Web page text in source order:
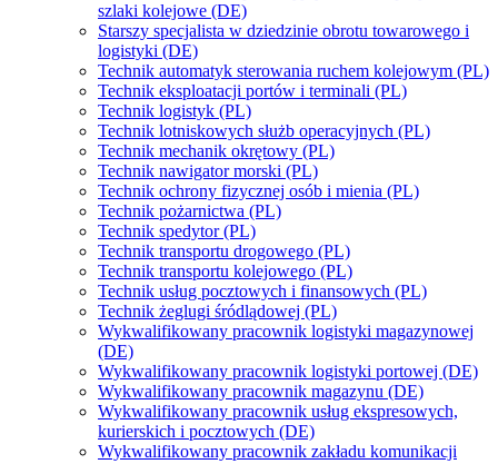
szlaki kolejowe (DE)
Starszy specjalista w dziedzinie obrotu towarowego i
logistyki (DE)
Technik automatyk sterowania ruchem kolejowym (PL)
Technik eksploatacji portów i terminali (PL)
Technik logistyk (PL)
Technik lotniskowych służb operacyjnych (PL)
Technik mechanik okrętowy (PL)
Technik nawigator morski (PL)
Technik ochrony fizycznej osób i mienia (PL)
Technik pożarnictwa (PL)
Technik spedytor (PL)
Technik transportu drogowego (PL)
Technik transportu kolejowego (PL)
Technik usług pocztowych i finansowych (PL)
Technik żeglugi śródlądowej (PL)
Wykwalifikowany pracownik logistyki magazynowej
(DE)
Wykwalifikowany pracownik logistyki portowej (DE)
Wykwalifikowany pracownik magazynu (DE)
Wykwalifikowany pracownik usług ekspresowych,
kurierskich i pocztowych (DE)
Wykwalifikowany pracownik zakładu komunikacji